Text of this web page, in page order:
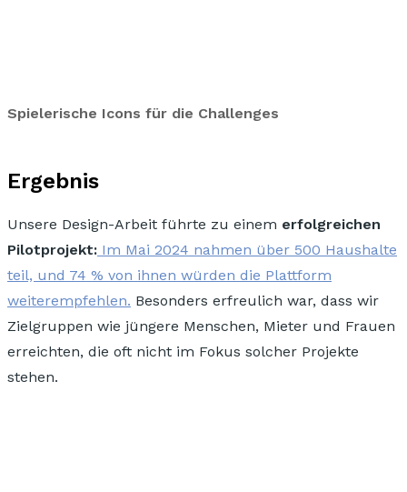
Spielerische Icons für die Challenges
Ergebnis
Unsere Design-Arbeit führte zu einem erfolgreichen
Pilotprojekt: Im Mai 2024 nahmen über 500 Haushalte
teil, und 74 % von ihnen würden die Plattform
weiterempfehlen. Besonders erfreulich war, dass wir
Zielgruppen wie jüngere Menschen, Mieter und Frauen
erreichten, die oft nicht im Fokus solcher Projekte
stehen.